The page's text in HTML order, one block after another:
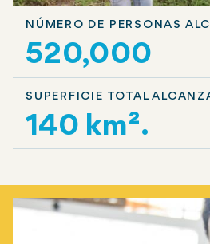
NÚMERO DE PERSONAS
520,000
SUPERFICIE TOTAL
140 km².